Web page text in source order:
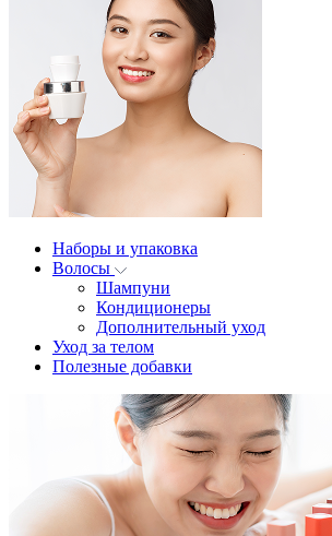
Наборы и упаковка
Волосы
Шампуни
Кондиционеры
Дополнительный уход
Уход за телом
Полезные добавки